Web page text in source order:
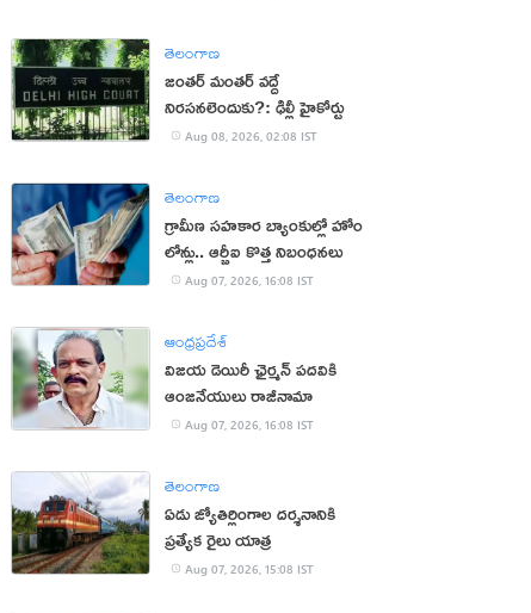
తెలంగాణ
జంతర్ మంతర్ వద్దే
నిరసనలెందుకు?: ఢిల్లీ హైకోర్టు
Aug 08, 2026, 02:08 IST
తెలంగాణ
గ్రామీణ సహకార బ్యాంకుల్లో హోం
లోన్లు.. ఆర్బీఐ కొత్త నిబంధనలు
Aug 07, 2026, 16:08 IST
ఆంధ్రప్రదేశ్
విజయ డెయిరీ ఛైర్మన్ పదవికి
ఆంజనేయులు రాజీనామా
Aug 07, 2026, 16:08 IST
తెలంగాణ
ఏడు జ్యోతిర్లింగాల దర్శనానికి
ప్రత్యేక రైలు యాత్ర
Aug 07, 2026, 15:08 IST